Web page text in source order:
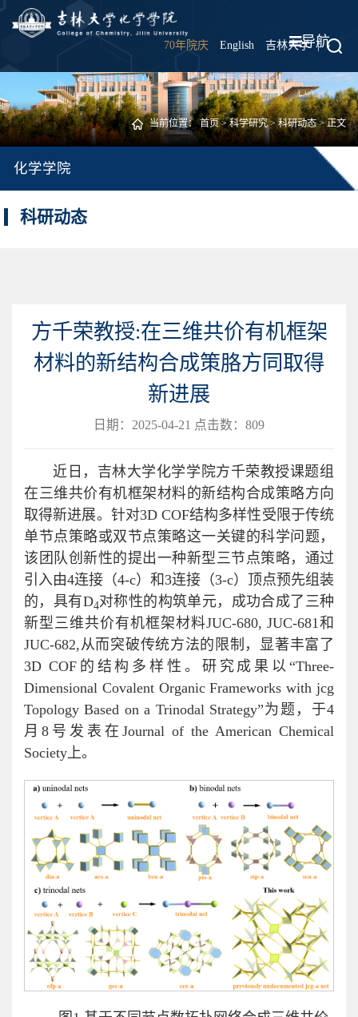
70年院庆 English 吉林大学 |
导航
当前位置：首页>科学研究>科研动态> 正文
化学学院
科研动态
方千荣教授:在三维共价有机框架
材料的新结构合成策胳方同取得
新进展
日期：2025-04-21 点击数： 809
近日，吉林大学化学学院方千荣教授课题组
在三维共价有机框架材料的新结构合成策略方向
取得新进展。针对3D COF结构多样性受限于传统
单节点策略或双节点策略这一关键的科学问题，
该团队创新性的提出一种新型三节点策略，通过
引入由4连接（4-c）和3连接（3-c）顶点预先组装
的，具有D4对称性的构筑单元，成功合成了三种
新型三维共价有机框架材料JUC-680, JUC-681和
JUC-682,从而突破传统方法的限制，显著丰富了
3D COF的结构多样性。研究成果以“Three-
Dimensional Covalent Organic Frameworks with jcg
Topology Based on a Trinodal Strategy”为题，于4
月8号发表在Journal of the American Chemical
Society上。